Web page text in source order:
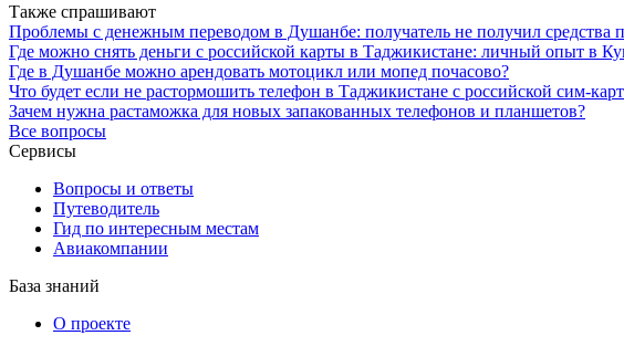
Также спрашивают
Проблемы с денежным переводом в Душанбе: получатель не получил средства
Где можно снять деньги с российской карты в Таджикистане: личный опыт в
Где в Душанбе можно арендовать мотоцикл или мопед почасово?
Что будет если не растормошить телефон в Таджикистане с российской сим-
Зачем нужна растаможка для новых запакованных телефонов и планшетов?
Все вопросы
Сервисы
Вопросы и ответы
Путеводитель
Гид по интересным местам
Авиакомпании
База знаний
О проекте